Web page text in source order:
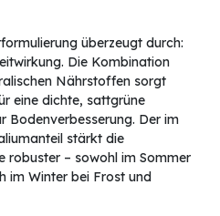
überzeugt durch:
Die Kombination
Nährstoffen sorgt
eine dichte, sattgrüne
Bodenverbesserung. Der im
stärkt die
robuster – sowohl im Sommer
im Winter bei Frost und